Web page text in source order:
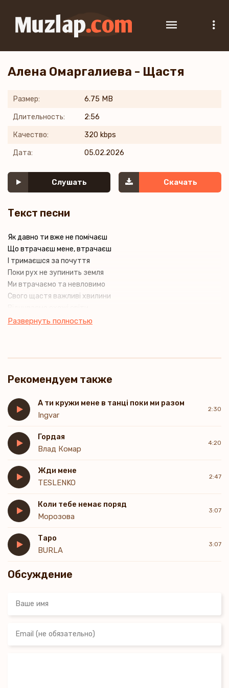
Алена Омаргалиева - Щастя
Размер: 6.75 MB
Длительность: 2:56
Качество: 320 kbps
Дата: 05.02.2026
Слушать Скачать
Текст песни
Як давно ти вже не помічаєш
Що втрачаєш мене, втрачаєш
І тримаєшся за почуття
Поки рух не зупинить земля
Ми втрачаємо та невловимо
Свого щастя важливі хвилини
Ми в обіймах у самоти
Поцілунки не планують втечу
Ти імʼя прошепочеш, але
Вже не знайдеш поруч мене
Я люблю тебе, і, можливо
Це як танець у холодну зливу
Коли дощ усі фарби змішав
Не намокла любов і душа
Развернуть полностью
Рекомендуем также
А ти кружи мене в танці поки ми разом
Ingvar
2:30
Гордая
Влад Комар
4:20
Жди мене
TESLENKO
2:47
Коли тебе немає поряд
Морозова
3:07
Таро
BURLA
3:07
Обсуждение